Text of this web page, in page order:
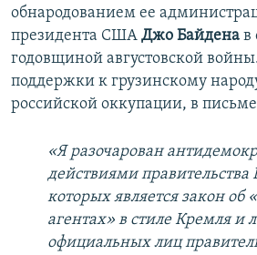
обнародованием ее
президента США Джо Байдена в
годовщиной августовской
поддержки к грузинскому
российской оккупации, в письме
«Я разочарован
действиями
которых является закон об
агентах» в стиле Кремля и
официальных лиц